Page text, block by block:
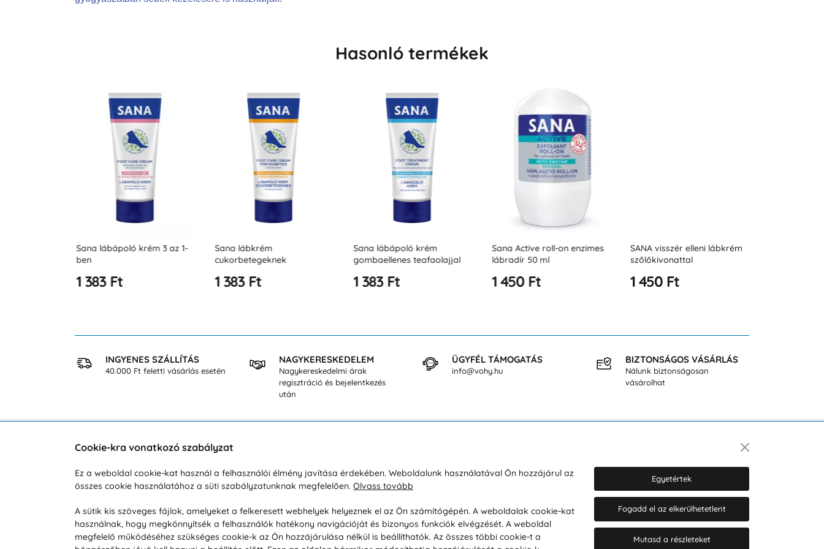
Hasonló termékek
Sana lábápoló krém 3 az 1-
ben
1 383 Ft
Sana lábkrém
cukorbetegeknek
1 383 Ft
Sana lábápoló krém
gombaellenes teafaolajjal
1 383 Ft
Sana Active roll-on enzimes
lábradír 50 ml
1 450 Ft
SANA visszér elleni lábkrém
szőlőkivonattal
1 450 Ft
INGYENES SZÁLLÍTÁS
40.000 Ft feletti vásárlás esetén
NAGYKERESKEDELEM
Nagykereskedelmi árak
regisztráció és bejelentkezés
után
ÜGYFÉL TÁMOGATÁS
info@vohy.hu
BIZTONSÁGOS VÁSÁRLÁS
Nálunk biztonságosan
vásárolhat
Hétköznap 8:00-tól 16:00-ig
info@vohy.hu
Reklamáció / Áru visszaküldése
Szállítás és fizetés
Üzleti feltételek
Visszaküldési politika
Társaságról
Magánélet
Tanácsadó iroda
Hozzájárulok a személyes adatok
marketing célú kezeléséhez.
Személyes adatok védelmére
Cookie-kra vonatkozó szabályzat
Ez a weboldal cookie-kat használ a felhasználói élmény javítása érdekében. Weboldalunk használatával Ön hozzájárul az
összes cookie használatához a süti szabályzatunknak megfelelően. Olvass tovább
A sütik kis szöveges fájlok, amelyeket a felkeresett webhelyek helyeznek el az Ön számítógépén. A weboldalak cookie-kat
használnak, hogy megkönnyítsék a felhasználók hatékony navigációját és bizonyos funkciók elvégzését. A weboldal
megfelelő működéséhez szükséges cookie-k az Ön hozzájárulása nélkül is beállíthatók. Az összes többi cookie-t a
Egyetértek
Fogadd el az elkerülhetetlent
Mutasd a részleteket